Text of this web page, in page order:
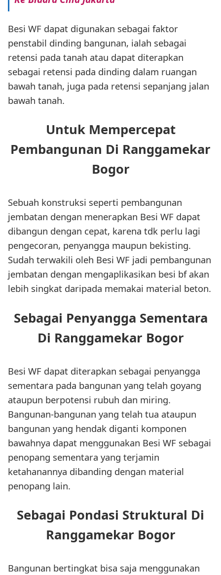
Besi WF dapat digunakan sebagai faktor
penstabil dinding bangunan, ialah sebagai
retensi pada tanah atau dapat diterapkan
sebagai retensi pada dinding dalam ruangan
bawah tanah, juga pada retensi sepanjang jalan
bawah tanah.
Untuk Mempercepat
Pembangunan Di Ranggamekar
Bogor
Sebuah konstruksi seperti pembangunan
jembatan dengan menerapkan Besi WF dapat
dibangun dengan cepat, karena tdk perlu lagi
pengecoran, penyangga maupun bekisting.
Sudah terwakili oleh Besi WF jadi pembangunan
jembatan dengan mengaplikasikan besi bf akan
lebih singkat daripada memakai material beton.
Sebagai Penyangga Sementara
Di Ranggamekar Bogor
Besi WF dapat diterapkan sebagai penyangga
sementara pada bangunan yang telah goyang
ataupun berpotensi rubuh dan miring.
Bangunan-bangunan yang telah tua ataupun
bangunan yang hendak diganti komponen
bawahnya dapat menggunakan Besi WF sebagai
penopang sementara yang terjamin
ketahanannya dibanding dengan material
penopang lain.
Sebagai Pondasi Struktural Di
Ranggamekar Bogor
Bangunan bertingkat bisa saja menggunakan